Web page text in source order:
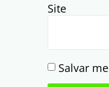
Site
Salvar